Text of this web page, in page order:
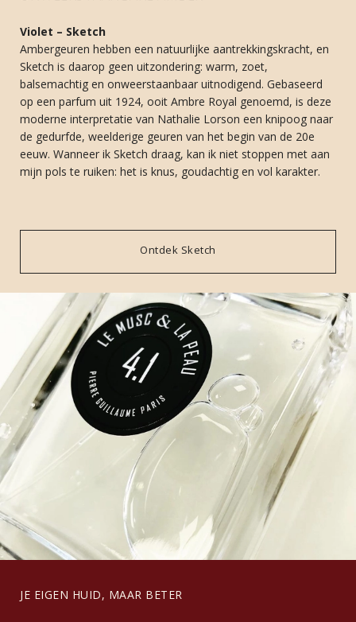
Violet – Sketch
Ambergeuren hebben een natuurlijke aantrekkingskracht, en
Sketch is daarop geen uitzondering: warm, zoet,
balsemachtig en onweerstaanbaar uitnodigend. Gebaseerd
op een parfum uit 1924, ooit Ambre Royal genoemd, is deze
moderne interpretatie van Nathalie Lorson een knipoog naar
de gedurfde, weelderige geuren van het begin van de 20e
eeuw. Wanneer ik Sketch draag, kan ik niet stoppen met aan
mijn pols te ruiken: het is knus, goudachtig en vol karakter.
Ontdek Sketch
JE EIGEN HUID, MAAR BETER